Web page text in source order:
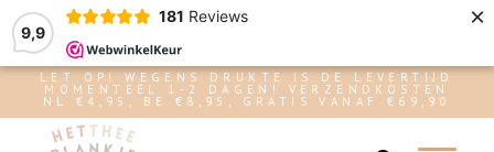
9,9
181 Reviews ×
LET OP! WEGENS DRUKTE IS DE LEVERTIJD
MOMENTEEL 1-2 DAGEN! VERZENDKOSTEN
NL €4,95, BE €8,95, GRATIS VANAF €69,90